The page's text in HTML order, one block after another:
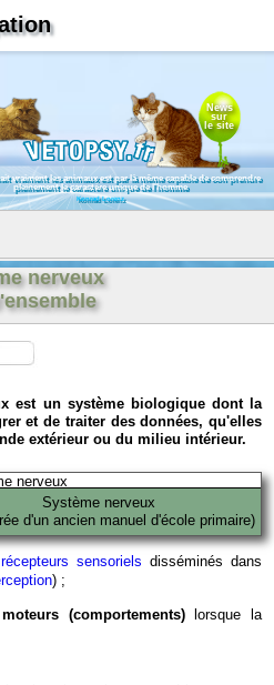
News
sur
le site
vraiment les animaux est par là même capable de comprendre
pleinement le caractère unique de l'homme
Konrad Lorenz
nerveux
est un système biologique dont la
et de traiter des données, qu'elles
extérieur ou du milieu intérieur.
Système nerveux
d'un ancien manuel d'école primaire)
récepteurs sensoriels disséminés dans
) ;
(comportements)lorsque la